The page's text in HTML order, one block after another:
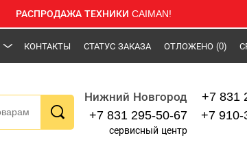
РАСПРОДАЖА ТЕХНИКИ CAIMAN!
КОНТАКТЫ СТАТУС ЗАКАЗА ОТЛОЖЕНО (0)
Нижний Новгород
+7 831 295-50-67
сервисный центр
+7 831
+7 910-